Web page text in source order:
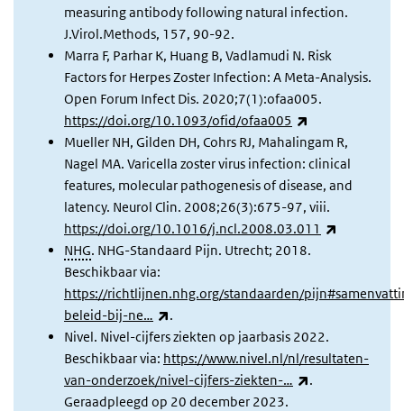
measuring antibody following natural infection.
J.Virol.Methods, 157, 90-92.
Marra F, Parhar K, Huang B, Vadlamudi N. Risk
Factors for Herpes Zoster Infection: A Meta-Analysis.
Open Forum Infect Dis. 2020;7(1):ofaa005.
https://doi.org/10.1093/ofid/ofaa005
Mueller NH, Gilden DH, Cohrs RJ, Mahalingam R,
Nagel MA. Varicella zoster virus infection: clinical
features, molecular pathogenesis of disease, and
latency. Neurol Clin. 2008;26(3):675-97, viii.
https://doi.org/10.1016/j.ncl.2008.03.011
NHG. NHG-Standaard Pijn. Utrecht; 2018.
Beschikbaar via:
https://richtlijnen.nhg.org/standaarden/
beleid-bij-ne…
(externe link)
.
Nivel. Nivel-cijfers ziekten op jaarbasis 2022.
Beschikbaar via: https://www.nivel.nl/nl/resultaten-
van-onderzoek/nivel-cijfers-ziekten-…
(externe link)
.
Geraadpleegd op 20 december 2023.